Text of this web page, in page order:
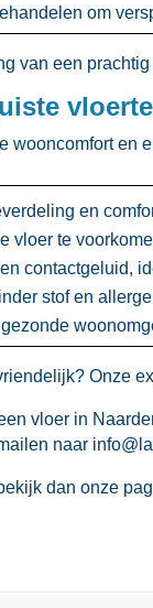
om
van een prachtig
wooncomfort en
en
vloer te
contactgeluid,
stof en
Onze
vloer in
naar
dan onze